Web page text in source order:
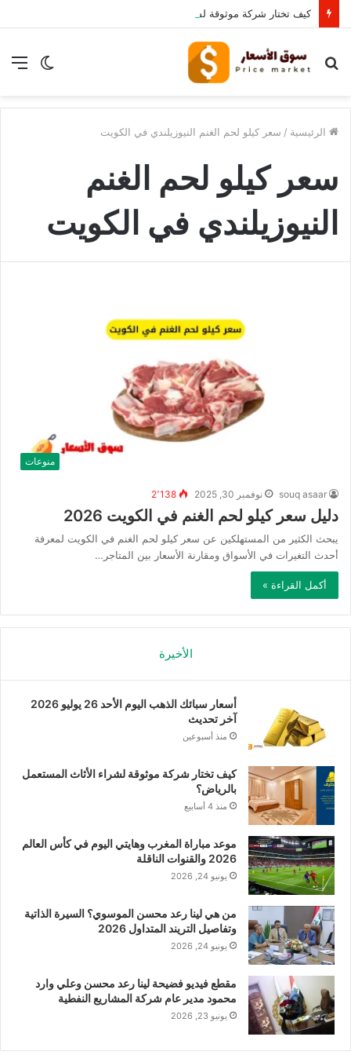
كيف تختار شركة موثوقة لشراء الأثاث المستعمل بالرياض؟
الوضع
بحث
الرئيسية / سعر كيلو لحم الغنم النيوزيلندي في الكويت
سعر كيلو لحم الغنم
النيوزيلندي في الكويت
منوعات
souq asaar نوفمبر 30, 2025 2٬138
دليل سعر كيلو لحم الغنم في الكويت 2026
يبحث الكثير من المستهلكين عن سعر كيلو لحم الغنم في الكويت لمعرفة
أحدث التغيرات في الأسواق ومقارنة الأسعار بين المتاجر…
أكمل القراءة »
الأخيرة
أسعار سبائك الذهب اليوم الأحد 26 يوليو 2026
آخر تحديث
منذ أسبوعين
كيف تختار شركة موثوقة لشراء الأثاث المستعمل
بالرياض؟
منذ 4 أسابيع
موعد مباراة المغرب وهايتي اليوم في كأس العالم
2026 والقنوات الناقلة
يونيو 24, 2026
من هي لينا رعد محسن الموسوي؟ السيرة الذاتية
وتفاصيل التريند المتداول 2026
يونيو 24, 2026
مقطع فيديو فضيحة لينا رعد محسن وعلي وارد
محمود مدير عام شركة المشاريع النفطية
يونيو 23, 2026